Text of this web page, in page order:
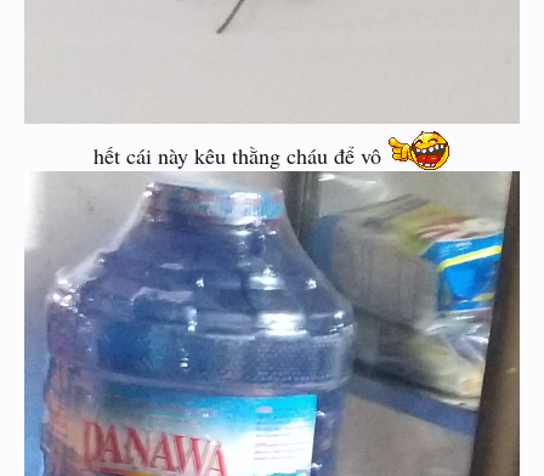
hết cái này kêu thằng cháu để vô